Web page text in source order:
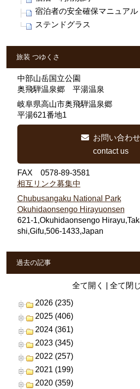
宿泊者の安全確保マニュアル
ステンドグラス
旅装 つゆくさ
中部山岳国立公園
奥飛騨温泉郷 平湯温泉
岐阜県高山市奥飛騨温泉郷
平湯621番地1
お問い合わせ
contact us
FAX 0578-89-3581
相互リンク募集中
Chubusangaku National Park
Okuhidaonsengo Hirayuonsen
621-1,Okuhidaonsengo
shi,Gifu,506-1433,Japan
過去の記事
全て開く 全て閉
2026 (235)
2025 (406)
2024 (361)
2023 (345)
2022 (257)
2021 (199)
2020 (359)